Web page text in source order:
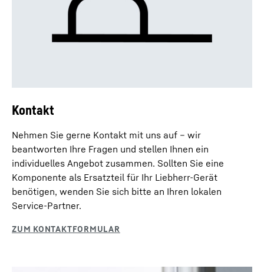
Kontakt
Nehmen Sie gerne Kontakt mit uns auf – wir
beantworten Ihre Fragen und stellen Ihnen ein
individuelles Angebot zusammen. Sollten Sie eine
Komponente als Ersatzteil für Ihr Liebherr-Gerät
benötigen, wenden Sie sich bitte an Ihren lokalen
Service-Partner.